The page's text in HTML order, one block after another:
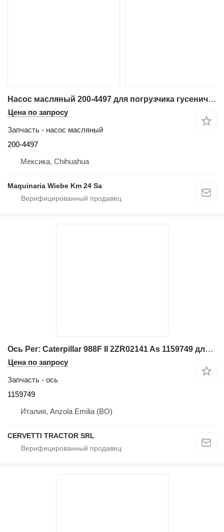
Насос масляный 200-4497 для погрузчика гусеничного Caterpillar 953C
Цена по запросу
Запчасть - насос масляный
200-4497
Мексика, Chihuahua
Maquinaria Wiebe Km 24 Sa
Ось Per: Caterpillar 988F II 2ZR02141 As 1159749 для фронтального погрузчика Caterpillar 988F II 2ZR02141
Цена по запросу
Запчасть - ось
1159749
Италия, Anzola Emilia (BO)
CERVETTI TRACTOR SRL